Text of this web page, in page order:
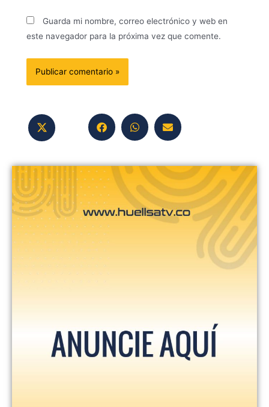
Guarda mi nombre, correo electrónico y web en
este navegador para la próxima vez que comente.